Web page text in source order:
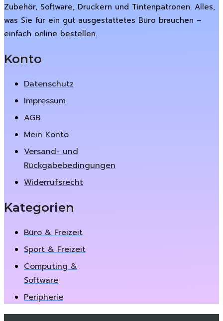
Zubehör, Software, Druckern und Tintenpatronen. Alles,
was Sie für ein gut ausgestattetes Büro brauchen –
einfach online bestellen.
Konto
Datenschutz
Impressum
AGB
Mein Konto
Versand- und
Rückgabebedingungen
Widerrufsrecht
Kategorien
Büro & Freizeit
Sport & Freizeit
Computing &
Software
Peripherie